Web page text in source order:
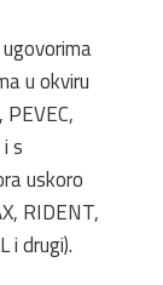
u okviru
s
uskoro
RIDENT,
i drugi).